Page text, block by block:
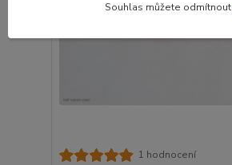
1 hodnocení
Souhlas můžete odmítnout